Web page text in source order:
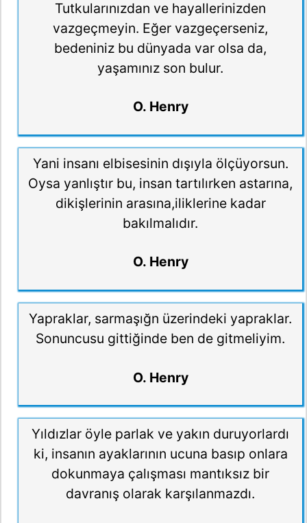
Tutkularınızdan ve hayallerinizden
vazgeçmeyin. Eğer vazgeçerseniz,
bedeniniz bu dünyada var olsa da,
yaşamınız son bulur.
O. Henry
Yani insanı elbisesinin dışıyla ölçüyorsun.
Oysa yanlıştır bu, insan tartılırken astarına,
dikişlerinin arasına,iliklerine kadar
bakılmalıdır.
O. Henry
Yapraklar, sarmaşığn üzerindeki yapraklar.
Sonuncusu gittiğinde ben de gitmeliyim.
O. Henry
Yıldızlar öyle parlak ve yakın duruyorlardı
ki, insanın ayaklarının ucuna basıp onlara
dokunmaya çalışması mantıksız bir
davranış olarak karşılanmazdı.